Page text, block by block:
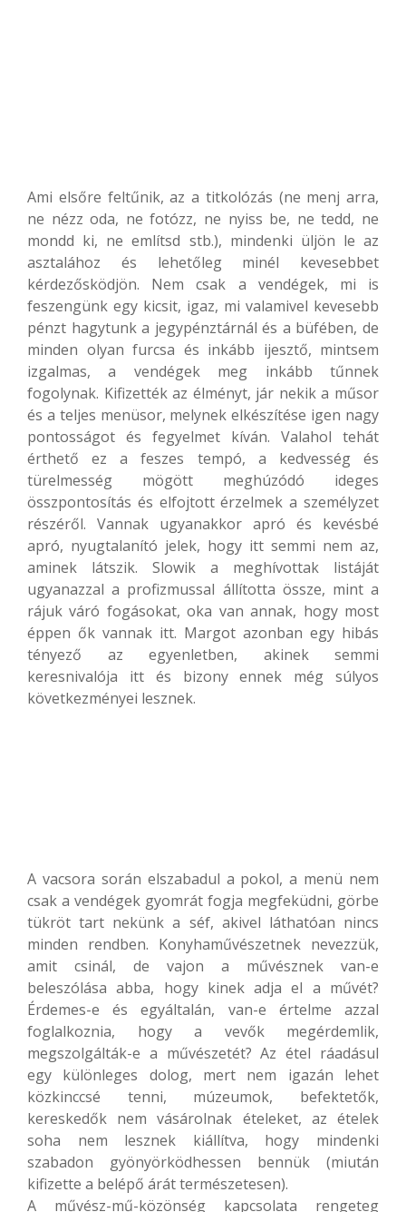
Ami elsőre feltűnik, az a titkolózás (ne menj arra,
ne nézz oda, ne fotózz, ne nyiss be, ne tedd, ne
mondd ki, ne említsd stb.), mindenki üljön le az
asztalához és lehetőleg minél kevesebbet
kérdezősködjön. Nem csak a vendégek, mi is
feszengünk egy kicsit, igaz, mi valamivel kevesebb
pénzt hagytunk a jegypénztárnál és a büfében, de
minden olyan furcsa és inkább ijesztő, mintsem
izgalmas, a vendégek meg inkább tűnnek
fogolynak. Kifizették az élményt, jár nekik a műsor
és a teljes menüsor, melynek elkészítése igen nagy
pontosságot és fegyelmet kíván. Valahol tehát
érthető ez a feszes tempó, a kedvesség és
türelmesség mögött meghúzódó ideges
összpontosítás és elfojtott érzelmek a személyzet
részéről. Vannak ugyanakkor apró és kevésbé
apró, nyugtalanító jelek, hogy itt semmi nem az,
aminek látszik. Slowik a meghívottak listáját
ugyanazzal a profizmussal állította össze, mint a
rájuk váró fogásokat, oka van annak, hogy most
éppen ők vannak itt. Margot azonban egy hibás
tényező az egyenletben, akinek semmi
keresnivalója itt és bizony ennek még súlyos
következményei lesznek.
A vacsora során elszabadul a pokol, a menü nem
csak a vendégek gyomrát fogja megfeküdni, görbe
tükröt tart nekünk a séf, akivel láthatóan nincs
minden rendben. Konyhaművészetnek nevezzük,
amit csinál, de vajon a művésznek van-e
beleszólása abba, hogy kinek adja el a művét?
Érdemes-e és egyáltalán, van-e értelme azzal
foglalkoznia, hogy a vevők megérdemlik,
megszolgálták-e a művészetét? Az étel ráadásul
egy különleges dolog, mert nem igazán lehet
közkinccsé tenni, múzeumok, befektetők,
kereskedők nem vásárolnak ételeket, az ételek
soha nem lesznek kiállítva, hogy mindenki
szabadon gyönyörködhessen bennük (miután
kifizette a belépő árát természetesen).
A művész-mű-közönség kapcsolata rengeteg